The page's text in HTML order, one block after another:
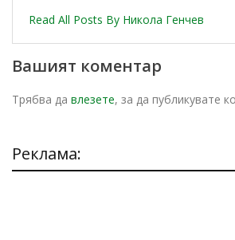
Read All Posts By Никола Генчев
Вашият коментар
Трябва да влезете, за да публикувате
Реклама: